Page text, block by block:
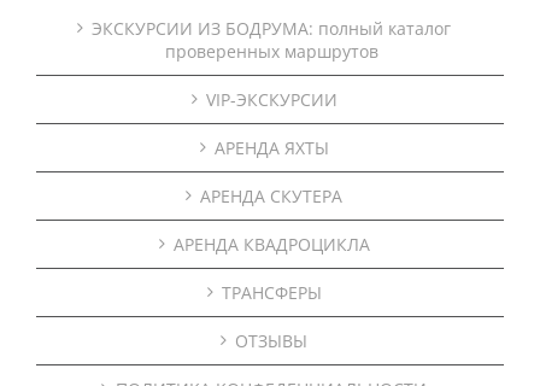
ЭКСКУРСИИ ИЗ БОДРУМА: полный каталог
проверенных маршрутов
VIP-ЭКСКУРСИИ
АРЕНДА ЯХТЫ
АРЕНДА СКУТЕРА
АРЕНДА КВАДРОЦИКЛА
ТРАНСФЕРЫ
ОТЗЫВЫ